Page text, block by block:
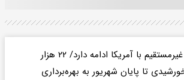
تبادل پیام‌های غیرمستقیم با آمریکا ادامه دارد/ ۲۲ هزار
تا پایان شهریور به بهره‌برداری